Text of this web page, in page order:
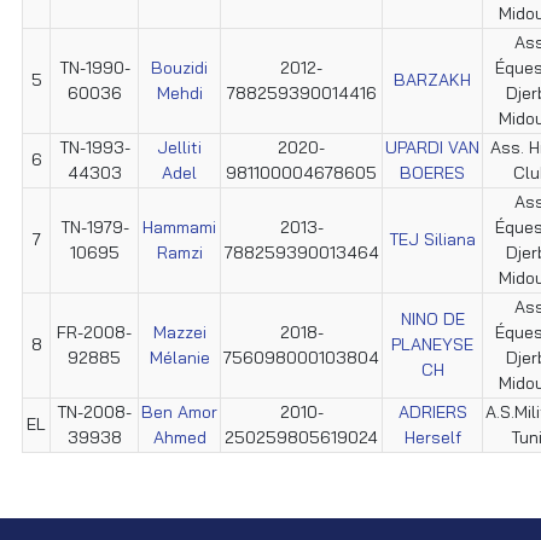
5
TN-1990-
60036
Bouzidi
Mehdi
2012-
788259390014416
BARZAKH
6
TN-1993-
44303
Jelliti
Adel
2020-
981100004678605
UPARDI VAN
BOERES
Ass.
7
TN-1979-
10695
Hammami
Ramzi
2013-
788259390013464
TEJ Siliana
8
FR-2008-
92885
Mazzei
Mélanie
2018-
756098000103804
NINO DE
PLANEYSE
CH
EL
TN-2008-
39938
Ben Amor
Ahmed
2010-
250259805619024
ADRIERS
Herself